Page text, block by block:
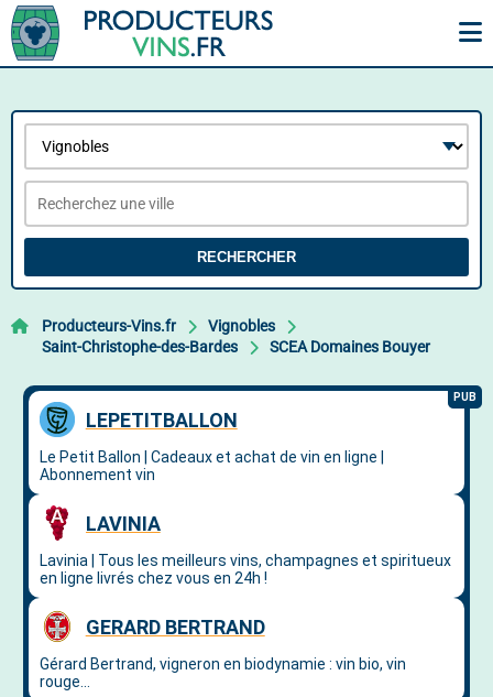
RECHERCHER
Producteurs-Vins.fr
Vignobles
Saint-Christophe-des-Bardes
SCEA Domaines Bouyer